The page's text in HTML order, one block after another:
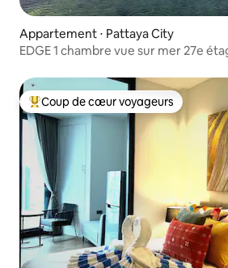
Appartement ⋅ Pattaya City
EDGE 1 chambre vue sur mer 27e
Coups de cœur voyageurs les plus
Coup de cœur voyageurs